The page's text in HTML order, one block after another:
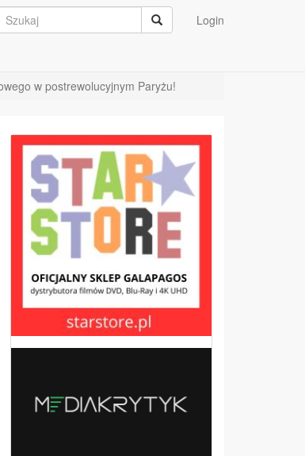
Login
w postrewolucyjnym Paryżu!